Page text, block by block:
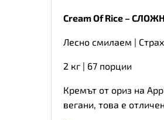
Cream Of Rice –
Лесно смилаем |
2 кг | 67 порции
Кремът от ориз на
вегани, това е